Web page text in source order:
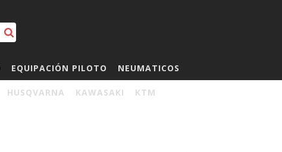
EQUIPACIÓN PILOTO NEUMATICOS
HUSQVARNA KAWASAKI KTM